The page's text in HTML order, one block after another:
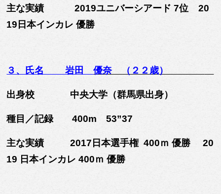
主な実績 2019ユニバーシアード 7位20
19日本インカレ 優勝
３、氏名 岩田優奈 （２２歳）
出身校 中央大学（群馬県出身）
種目／記録 400m 53”37
主な実績 2017日本選手権 400ｍ 優勝20
19 日本インカレ 400ｍ 優勝